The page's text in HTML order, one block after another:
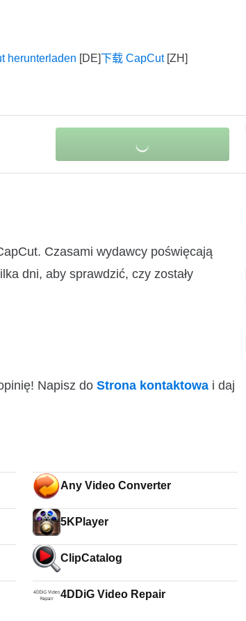
herunterladen
下载 CapCut
Czasami wydawcy poświęcają
dni, aby sprawdzić, czy zostały
Napisz do Strona kontaktowa i daj
Any Video Converter
5KPlayer
ClipCatalog
4DDiG Video Repair